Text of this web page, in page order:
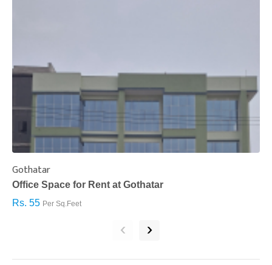
Gothatar
Office Space for Rent at Gothatar
Rs. 55 Per Sq.Feet
‹ ›